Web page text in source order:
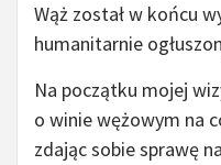
Wąż został w końcu
humanitarnie
Na początku mojej
o winie wężowym na
zdając sobie sprawę